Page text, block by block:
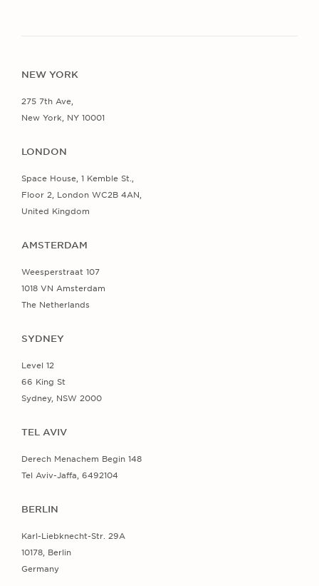
NEW YORK
275 7th Ave,
New York, NY 10001
LONDON
Space House, 1 Kemble St.,
Floor 2, London WC2B 4AN,
United Kingdom
AMSTERDAM
Weesperstraat 107
1018 VN Amsterdam
The Netherlands
SYDNEY
Level 12
66 King St
Sydney, NSW 2000
TEL AVIV
Derech Menachem Begin 148
Tel Aviv-Jaffa, 6492104
BERLIN
Karl-Liebknecht-Str. 29A
10178, Berlin
Germany